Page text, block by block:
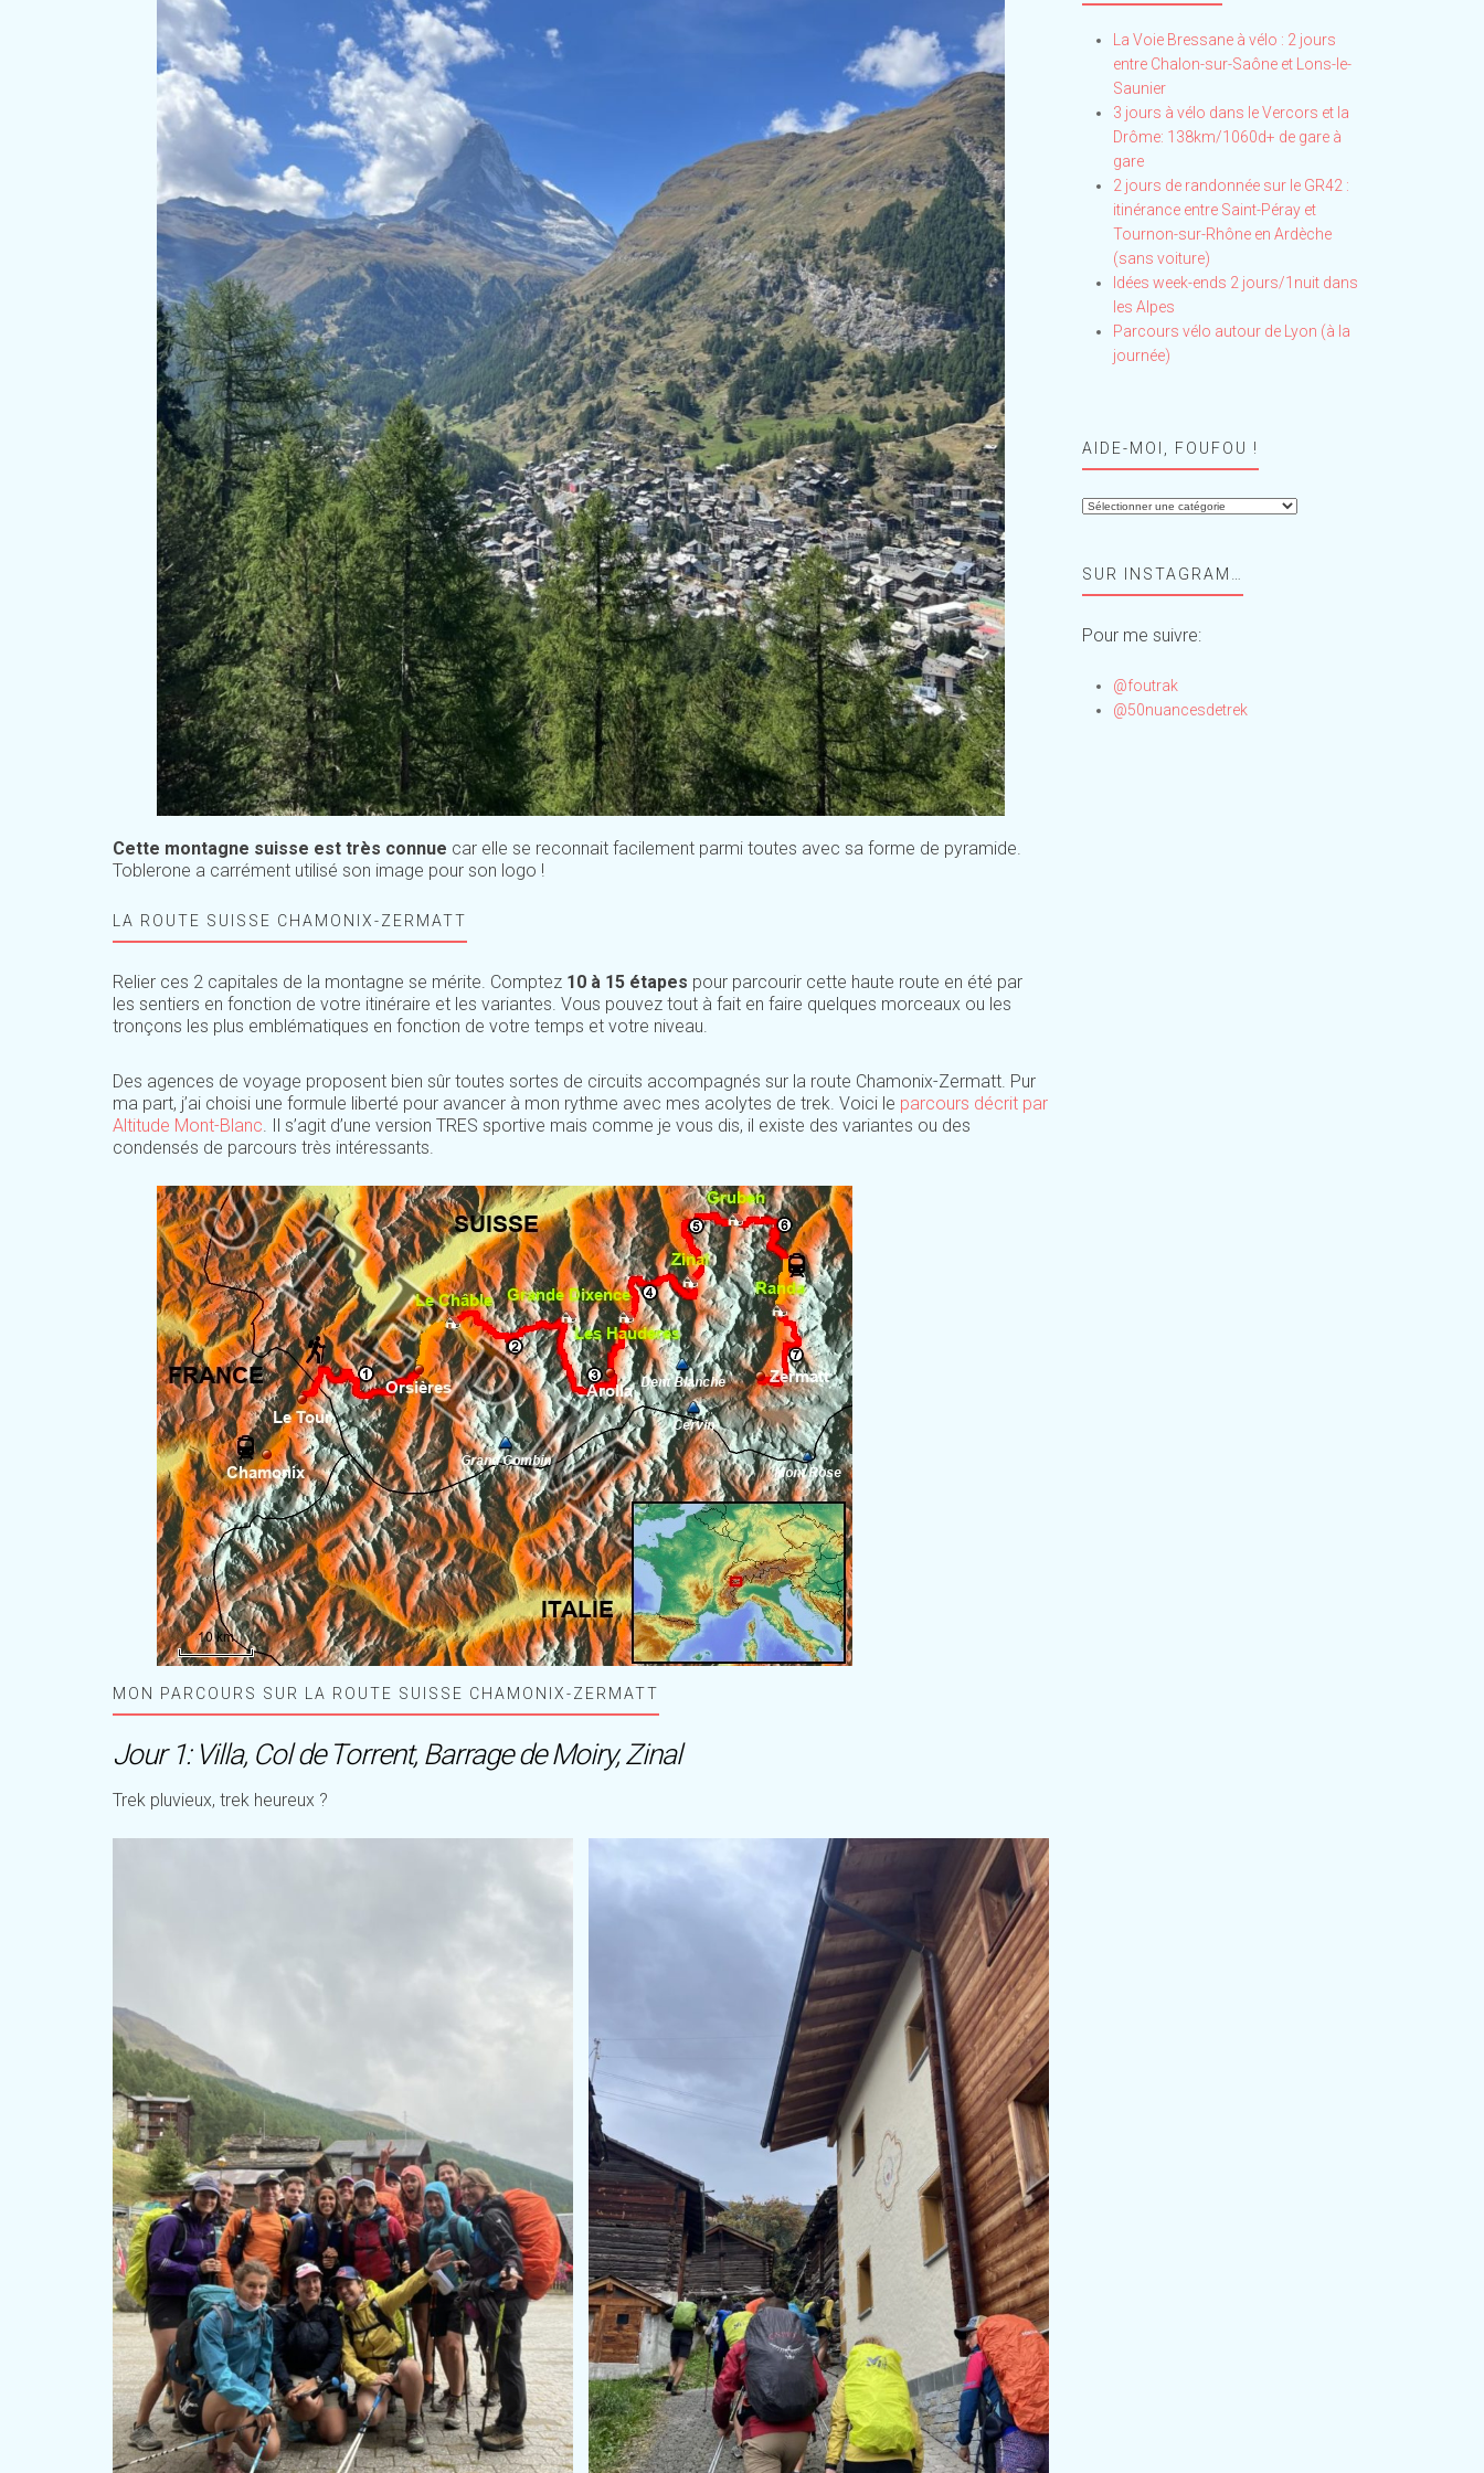
Cette montagne suisse est très connue car elle se reconnait facilement parmi toutes avec sa forme de pyramide.
Toblerone a carrément utilisé son image pour son logo !
LA ROUTE SUISSE CHAMONIX-ZERMATT
Relier ces 2 capitales de la montagne se mérite. Comptez 10 à 15 étapes pour parcourir cette haute route en été par
les sentiers en fonction de votre itinéraire et les variantes. Vous pouvez tout à fait en faire quelques morceaux ou les
tronçons les plus emblématiques en fonction de votre temps et votre niveau.
Des agences de voyage proposent bien sûr toutes sortes de circuits accompagnés sur la route Chamonix-Zermatt. Pur
ma part, j’ai choisi une formule liberté pour avancer à mon rythme avec mes acolytes de trek. Voici le parcours décrit par
Altitude Mont-Blanc . Il s’agit d’une version TRES sportive mais comme je vous dis, il existe des variantes ou des
condensés de parcours très intéressants.
MON PARCOURS SUR LA ROUTE SUISSE CHAMONIX-ZERMATT
Jour 1: Villa, Col de Torrent, Barrage de Moiry, Zinal
Trek pluvieux, trek heureux ?
La Voie Bressane à vélo : 2 jours
entre Chalon-sur-Saône et Lons-le-
Saunier
3 jours à vélo dans le Vercors et la
Drôme: 138km/1060d+ de gare à
gare
2 jours de randonnée sur le GR42 :
itinérance entre Saint-Péray et
Tournon-sur-Rhône en Ardèche
(sans voiture)
Idées week-ends 2 jours/1nuit dans
les Alpes
Parcours vélo autour de Lyon (à la
journée)
AIDE-MOI, FOUFOU !
Aide-
!SUR INSTAGRAM…
Pour me suivre:
@foutrak
@50nuancesdetrek